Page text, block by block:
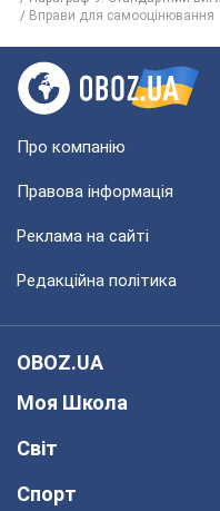
Вправи для самооцінювання
Про компанію
Правова інформація
Реклама на сайті
Редакційна політика
OBOZ.UA
Моя Школа
Світ
Спорт